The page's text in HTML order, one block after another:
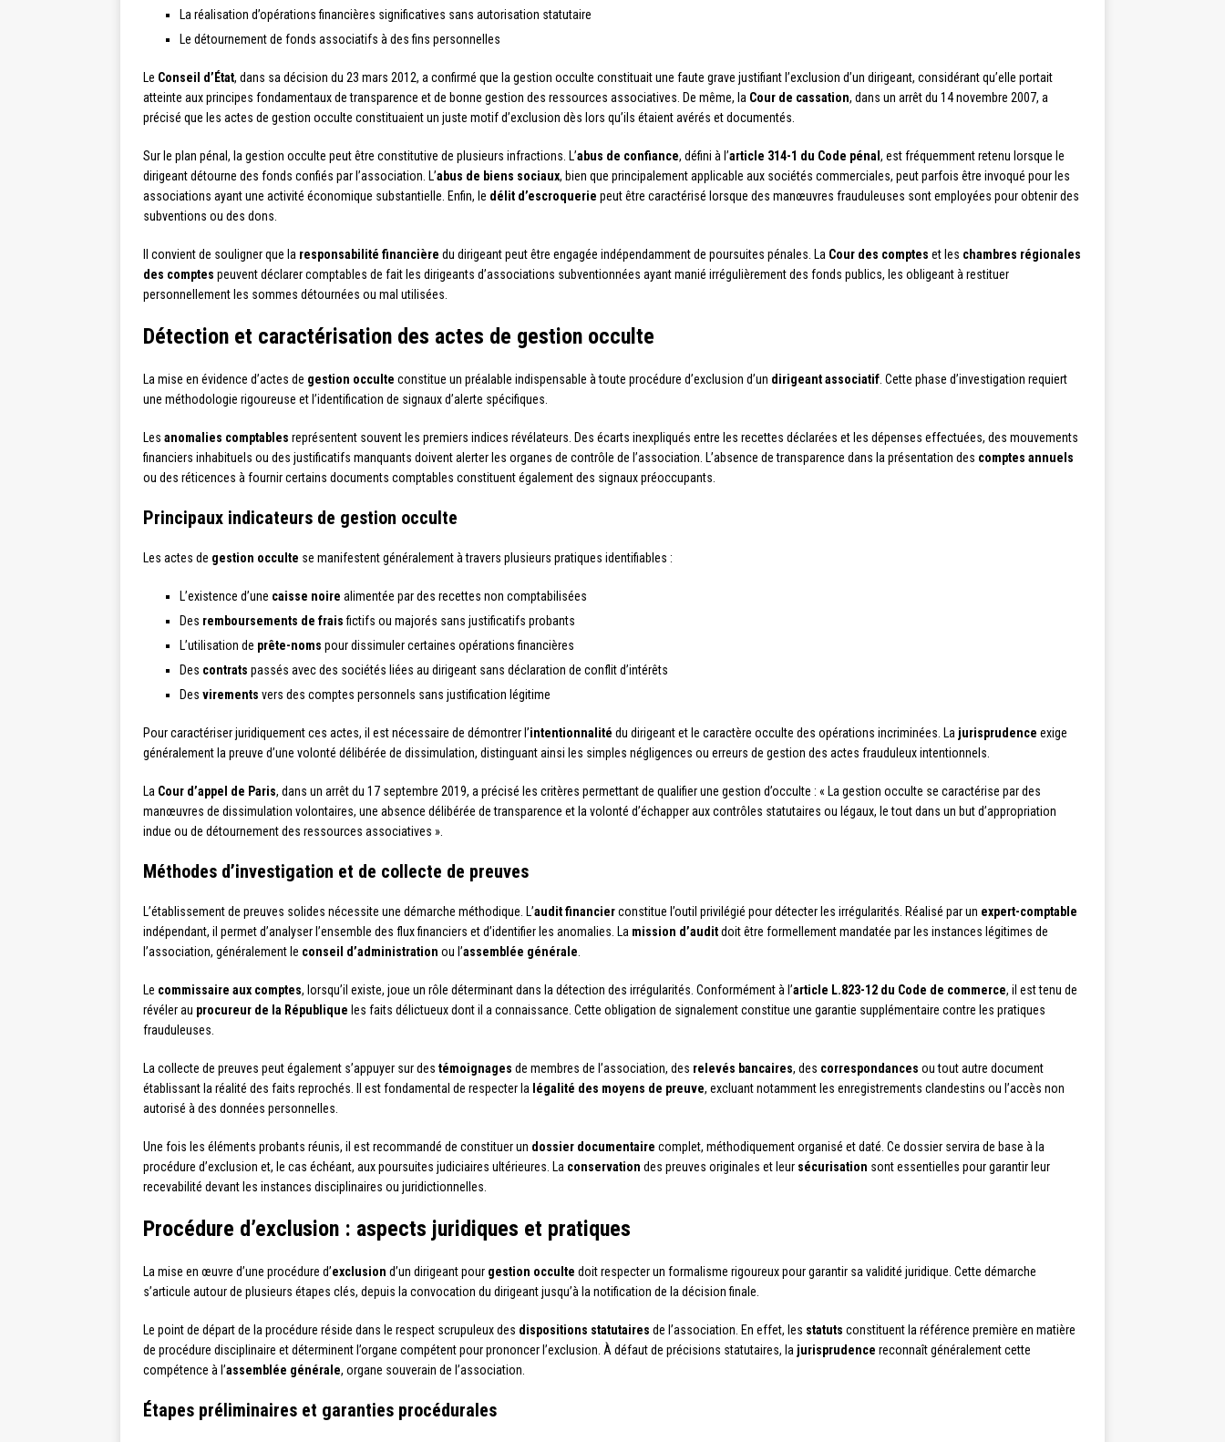
La réalisation d’opérations financières significatives sans autorisation statutaire
Le détournement de fonds associatifs à des fins personnelles
Le Conseil d’État, dans sa décision du 23 mars 2012, a confirmé que la gestion occulte constituait une faute grave justifiant l’exclusion d’un dirigeant, considérant qu’elle portait
atteinte aux principes fondamentaux de transparence et de bonne gestion des ressources associatives. De même, la Cour de cassation, dans un arrêt du 14 novembre 2007, a
précisé que les actes de gestion occulte constituaient un juste motif d’exclusion dès lors qu’ils étaient avérés et documentés.
Sur le plan pénal, la gestion occulte peut être constitutive de plusieurs infractions. L’abus de confiance, défini à l’article 314-1 du Code pénal , est fréquemment retenu lorsque le
dirigeant détourne des fonds confiés par l’association. L’abus de biens sociaux, bien que principalement applicable aux sociétés commerciales, peut parfois être invoqué pour les
associations ayant une activité économique substantielle. Enfin, le délit d’escroquerie peut être caractérisé lorsque des manœuvres frauduleuses sont employées pour obtenir des
subventions ou des dons.
Il convient de souligner que la responsabilité financière du dirigeant peut être engagée indépendamment de poursuites pénales. La Cour des comptes et les chambres régionales
des comptes peuvent déclarer comptables de fait les dirigeants d’associations subventionnées ayant manié irrégulièrement des fonds publics, les obligeant à restituer
personnellement les sommes détournées ou mal utilisées.
Détection et caractérisation des actes de gestion occulte
La mise en évidence d’actes de gestion occulte constitue un préalable indispensable à toute procédure d’exclusion d’un dirigeant associatif . Cette phase d’investigation requiert
une méthodologie rigoureuse et l’identification de signaux d’alerte spécifiques.
Les anomalies comptables représentent souvent les premiers indices révélateurs. Des écarts inexpliqués entre les recettes déclarées et les dépenses effectuées, des mouvements
financiers inhabituels ou des justificatifs manquants doivent alerter les organes de contrôle de l’association. L’absence de transparence dans la présentation des comptes annuels
ou des réticences à fournir certains documents comptables constituent également des signaux préoccupants.
Principaux indicateurs de gestion occulte
Les actes de gestion occulte se manifestent généralement à travers plusieurs pratiques identifiables :
L’existence d’une caisse noire alimentée par des recettes non comptabilisées
Des remboursements de fraisfictifs ou majorés sans justificatifs probants
L’utilisation de prête-noms pour dissimuler certaines opérations financières
Des contrats passés avec des sociétés liées au dirigeant sans déclaration de conflit d’intérêts
Des virements vers des comptes personnels sans justification légitime
Pour caractériser juridiquement ces actes, il est nécessaire de démontrer l’intentionnalité du dirigeant et le caractère occulte des opérations incriminées. La jurisprudence exige
généralement la preuve d’une volonté délibérée de dissimulation, distinguant ainsi les simples négligences ou erreurs de gestion des actes frauduleux intentionnels.
La Cour d’appel de Paris, dans un arrêt du 17 septembre 2019, a précisé les critères permettant de qualifier une gestion d’occulte : « La gestion occulte se caractérise par des
manœuvres de dissimulation volontaires, une absence délibérée de transparence et la volonté d’échapper aux contrôles statutaires ou légaux, le tout dans un but d’appropriation
indue ou de détournement des ressources associatives ».
Méthodes d’investigation et de collecte de preuves
L’établissement de preuves solides nécessite une démarche méthodique. L’audit financierconstitue l’outil privilégié pour détecter les irrégularités. Réalisé par un expert-comptable
indépendant, il permet d’analyser l’ensemble des flux financiers et d’identifier les anomalies. La mission d’auditdoit être formellement mandatée par les instances légitimes de
l’association, généralement le conseil d’administration ou l’assemblée générale
Le commissaire aux comptes, lorsqu’il existe, joue un rôle déterminant dans la détection des irrégularités. Conformément à l’article L.823-12 du Code de commerce, il est tenu de
révéler au procureur de la République les faits délictueux dont il a connaissance. Cette obligation de signalement constitue une garantie supplémentaire contre les pratiques
frauduleuses.
La collecte de preuves peut également s’appuyer sur des témoignages de membres de l’association, des relevés bancaires, des correspondances ou tout autre document
établissant la réalité des faits reprochés. Il est fondamental de respecter la légalité des moyens de preuve, excluant notamment les enregistrements clandestins ou l’accès non
autorisé à des données personnelles.
Une fois les éléments probants réunis, il est recommandé de constituer un dossier documentaire complet, méthodiquement organisé et daté. Ce dossier servira de base à la
procédure d’exclusion et, le cas échéant, aux poursuites judiciaires ultérieures. La conservation des preuves originales et leur sécurisation sont essentielles pour garantir leur
recevabilité devant les instances disciplinaires ou juridictionnelles.
Procédure d’exclusion : aspects juridiques et pratiques
La mise en œuvre d’une procédure d’exclusion d’un dirigeant pour gestion occulte doit respecter un formalisme rigoureux pour garantir sa validité juridique. Cette démarche
s’articule autour de plusieurs étapes clés, depuis la convocation du dirigeant jusqu’à la notification de la décision finale.
Le point de départ de la procédure réside dans le respect scrupuleux des dispositions statutaires de l’association. En effet, les statuts constituent la référence première en matière
de procédure disciplinaire et déterminent l’organe compétent pour prononcer l’exclusion. À défaut de précisions statutaires, la jurisprudence reconnaît généralement cette
compétence à l’assemblée générale, organe souverain de l’association.
Étapes préliminaires et garanties procédurales